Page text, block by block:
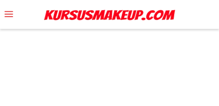
to
content
Mobile
Menu